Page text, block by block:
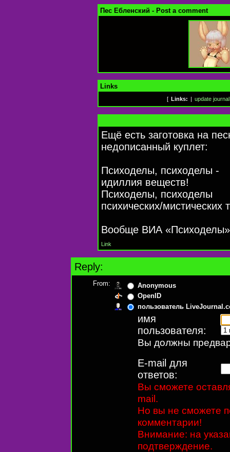
Пес Ебленский - Post a comment
Links
[ Links: update journal
Ещё есть заготовка на
недописанный куплет:
Психоделы, психоделы -
идиллия веществ!
Психоделы, психоделы
психических/мистических
Вообще ВИА
Link
Reply:
From:
Anonymous
OpenID
пользователь
имя
пользователя:
Вы должны
E-mail для
ответов:
Вы сможете
mail.
Но вы не сможете
комментарии!
Внимание: на
подтверждение.